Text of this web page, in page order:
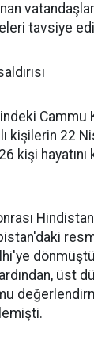
tavsiye
Cammu
kişilerin 22
kişi
ardından, üst